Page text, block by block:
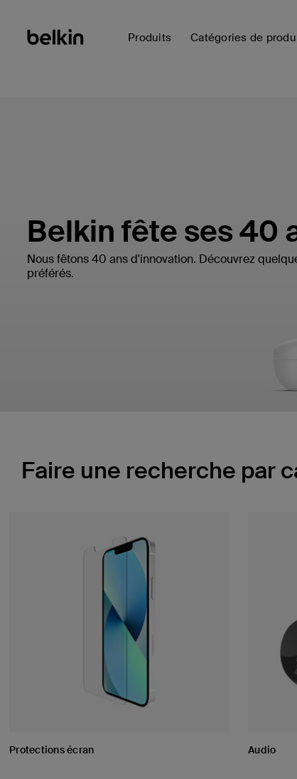
Produits Catégories de
Belkin fête ses 40
Nous fêtons 40 ans d'innovation. Découvrez
préférés.
Faire une recherche par
Protections écran Audio